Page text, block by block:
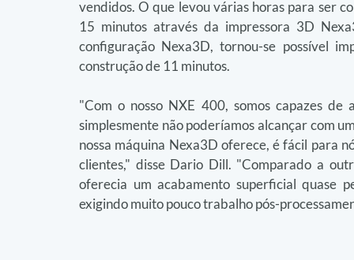
vendidos. O que levou várias horas para ser
15 minutos através da impressora 3D
configuração Nexa3D, tornou-se possível
construção de 11 minutos.
"Com o nosso NXE 400, somos capazes de
simplesmente não poderíamos alcançar com
nossa máquina Nexa3D oferece, é fácil para
clientes," disse Dario Dill. "Comparado a
oferecia um acabamento superficial quase
exigindo muito pouco trabalho pós-